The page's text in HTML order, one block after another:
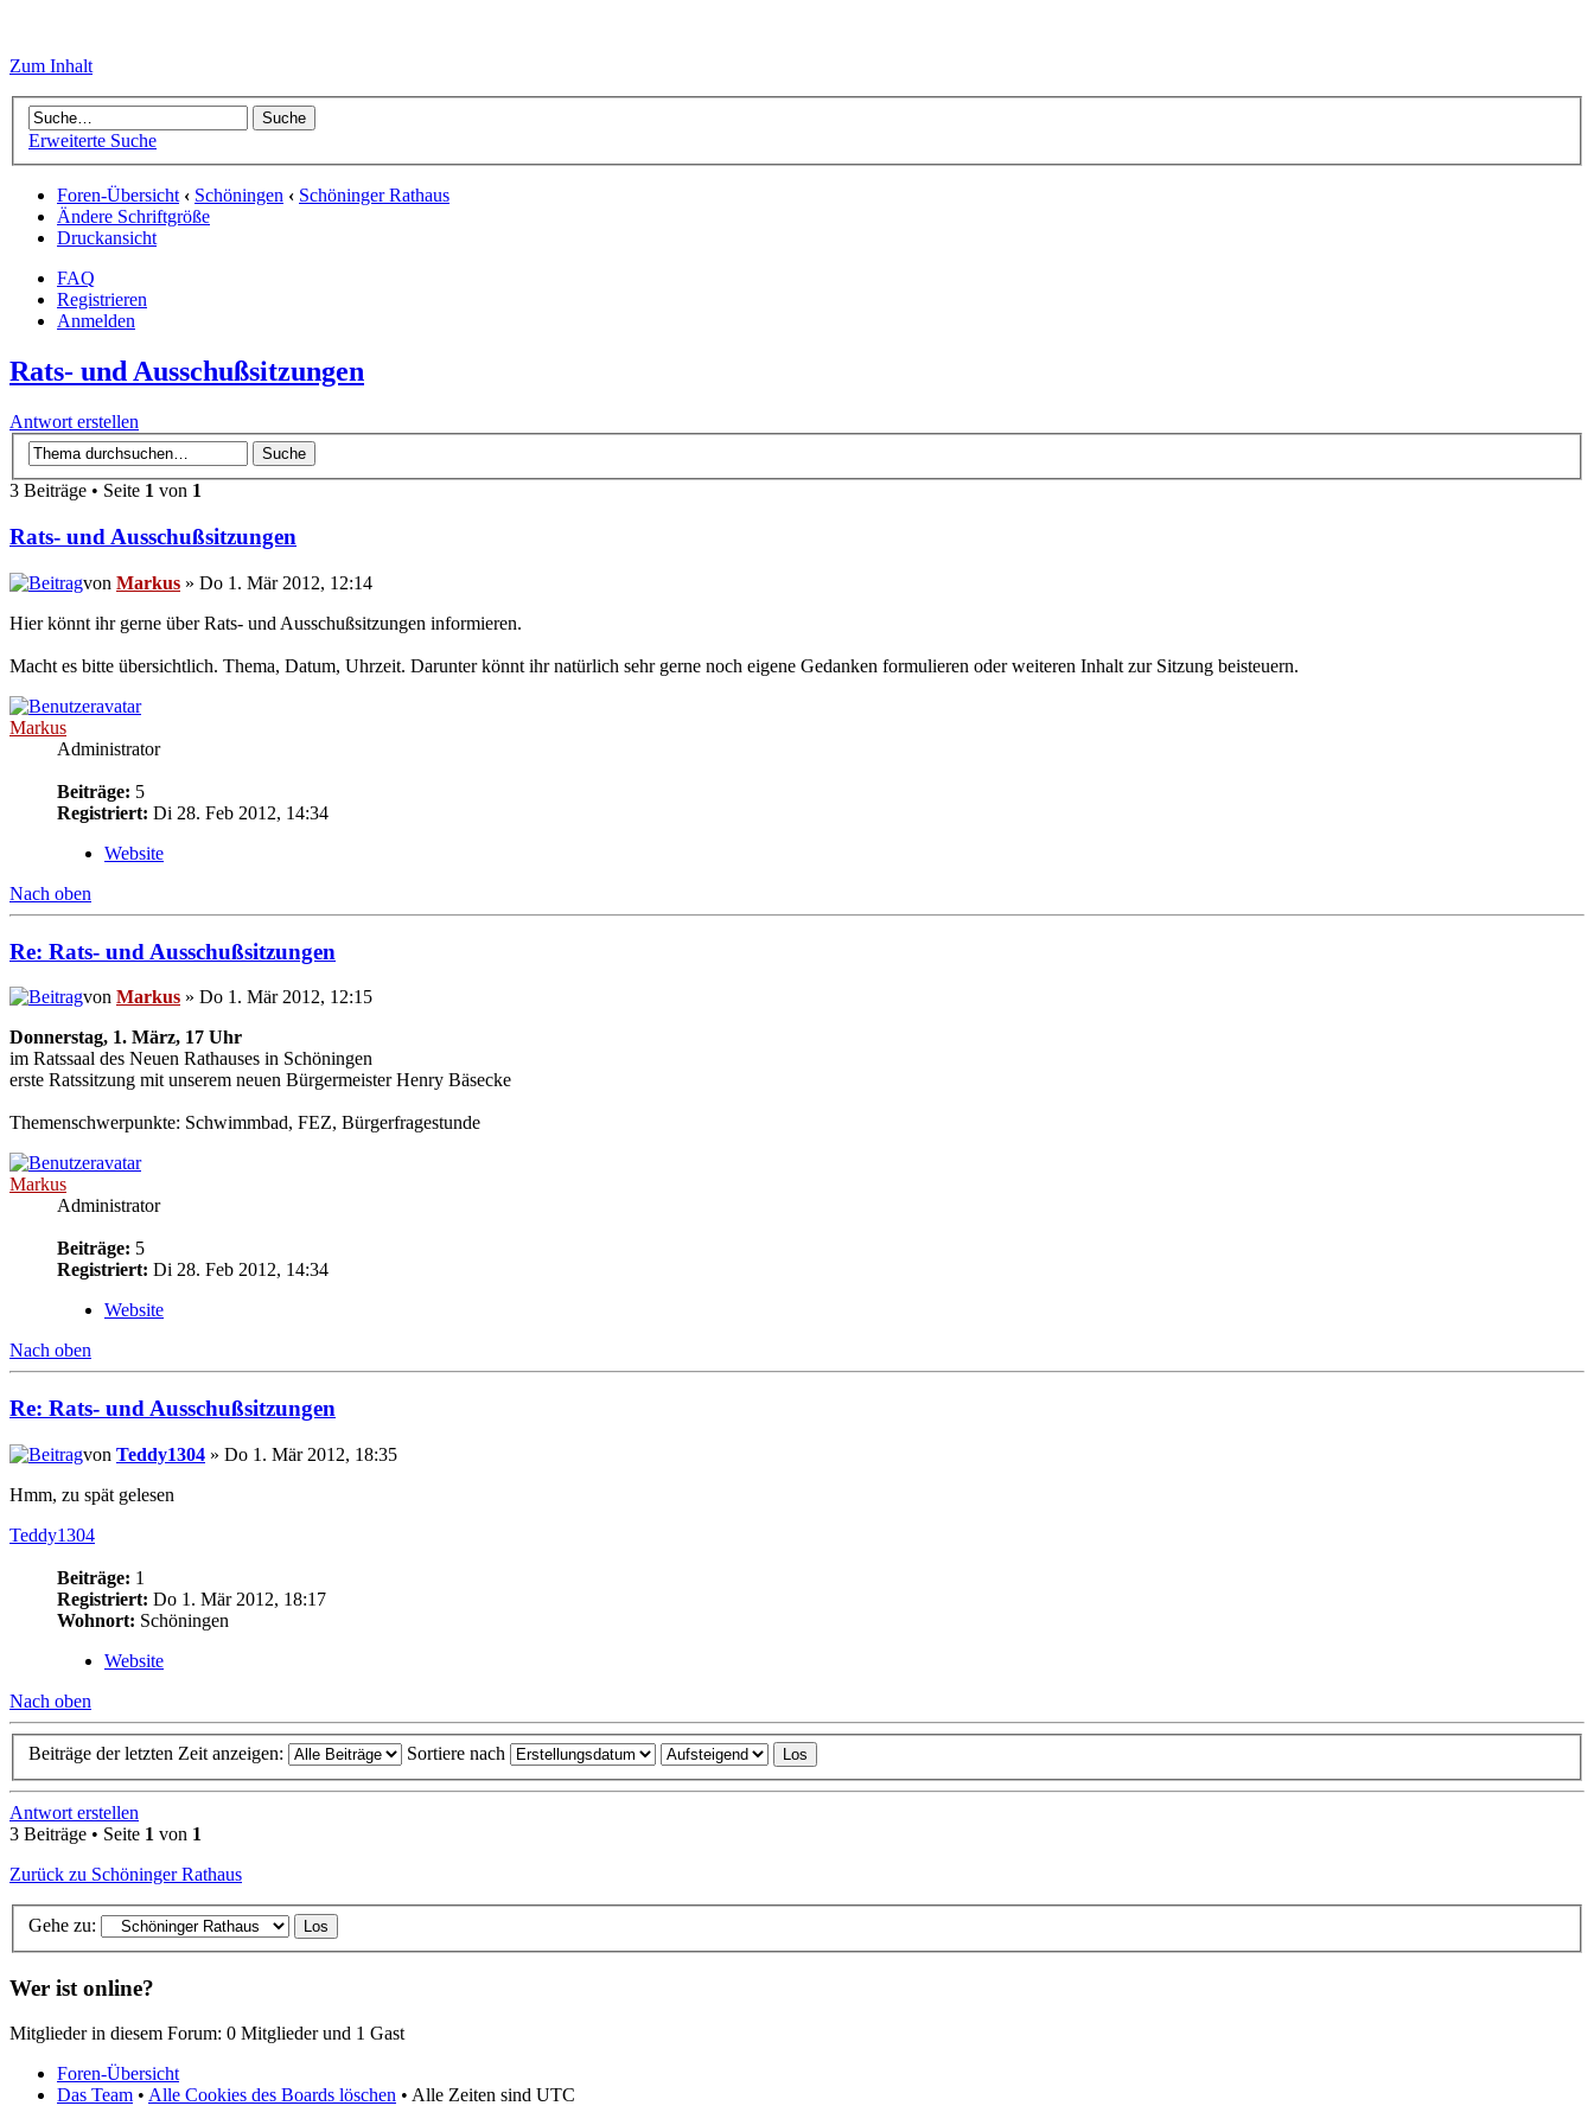
Zum Inhalt
Erweiterte Suche
Foren-Übersicht ‹ Schöningen ‹ Schöninger Rathaus
Ändere Schriftgröße
Druckansicht
FAQ
Registrieren
Anmelden
Rats- und Ausschußsitzungen
Antwort erstellen
3 Beiträge • Seite 1 von 1
Rats- und Ausschußsitzungen
von Markus » Do 1. Mär 2012, 12:14
Hier könnt ihr gerne über Rats- und Ausschußsitzungen informieren.
Macht es bitte übersichtlich. Thema, Datum, Uhrzeit. Darunter könnt ihr natürlich sehr gerne noch eigene Gedanken formulieren oder weiteren Inhalt zur Sitzung beisteuern.
Markus
Administrator
Beiträge: 5
Registriert: Di 28. Feb 2012, 14:34
Website
Nach oben
Re: Rats- und Ausschußsitzungen
von Markus » Do 1. Mär 2012, 12:15
Donnerstag, 1. März, 17 Uhr
im Ratssaal des Neuen Rathauses in Schöningen
erste Ratssitzung mit unserem neuen Bürgermeister Henry Bäsecke
Themenschwerpunkte: Schwimmbad, FEZ, Bürgerfragestunde
Markus
Administrator
Beiträge: 5
Registriert: Di 28. Feb 2012, 14:34
Website
Nach oben
Re: Rats- und Ausschußsitzungen
von Teddy1304 » Do 1. Mär 2012, 18:35
Hmm, zu spät gelesen
Teddy1304
Beiträge: 1
Registriert: Do 1. Mär 2012, 18:17
Wohnort: Schöningen
Website
Nach oben
Beiträge der letzten Zeit anzeigen: Sortiere nach
Antwort erstellen
3 Beiträge • Seite 1 von 1
Zurück zu Schöninger Rathaus
Gehe zu:
Wer ist online?
Mitglieder in diesem Forum: 0 Mitglieder und 1 Gast
Foren-Übersicht
Das Team • Alle Cookies des Boards löschen • Alle Zeiten sind UTC